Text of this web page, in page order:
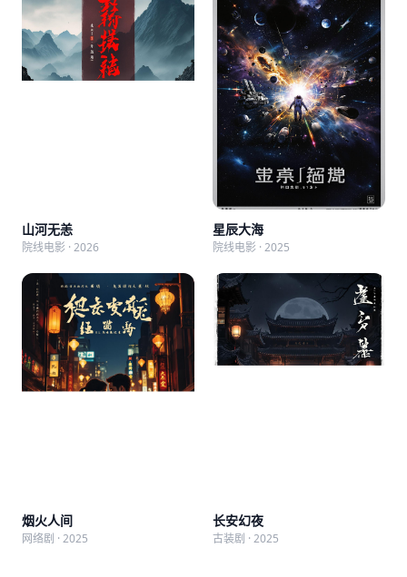
山河无恙
院线电影 · 2026
星辰大海
院线电影 · 2025
烟火人间
网络剧 · 2025
长安幻夜
古装剧 · 2025